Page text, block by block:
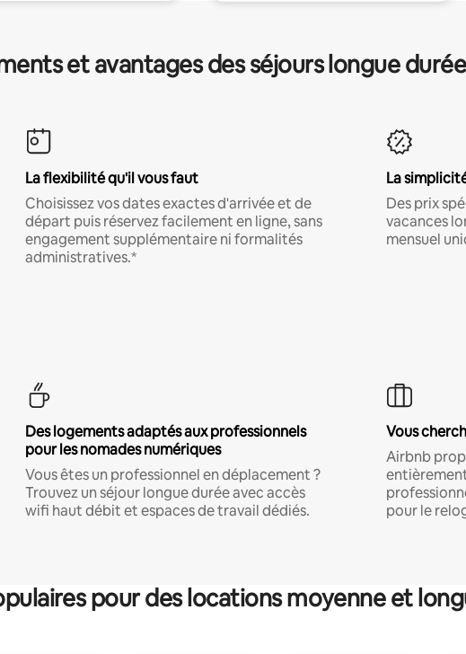
et avantages des séjours longue durée
La flexibilité qu'il vous faut
Choisissez vos dates exactes d'arrivée et de
départ puis réservez facilement en ligne, sans
engagement supplémentaire ni formalités
administratives.*
La
Des prix
vacances
mensuel
Des logements adaptés aux professionnels
pour les nomades numériques
Vous êtes un professionnel en déplacement ?
Trouvez un séjour longue durée avec accès
wifi haut débit et espaces de travail dédiés.
Vous
Airbnb
pour le
pour des locations moyenne et